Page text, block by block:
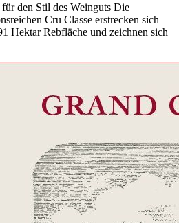
den Stil des Weinguts Die
Cru Classe erstrecken sich
Hektar Rebfläche und zeichnen sich